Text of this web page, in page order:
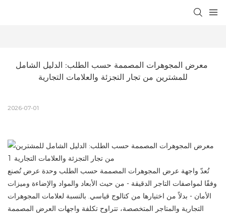
معرض المجوهرات المصممة حسب الطلب: الدليل الشامل
للمشترين من تجار التجزئة والعلامات التجارية
2026-07-01
تُعدّ واجهة عرض المجوهرات المصممة حسب الطلب وحدة عرض تُصنع
وفقًا لمواصفات التاجر الدقيقة - من حيث الأبعاد والمواد والإضاءة وميزات
الأمان - بدلاً من اختيارها من كتالوج قياسي. بالنسبة لعلامات المجوهرات
التجارية والمتاجر المتخصصة، تتراوح تكلفة واجهات العرض المصممة